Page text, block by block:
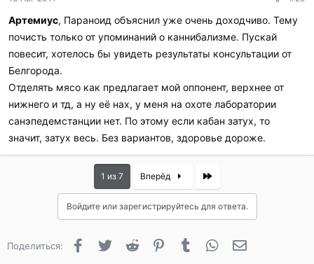
и
л
и
Артемиус, Параноид объяснил уже очень доходчиво. Тему
почисть только от упоминаний о каннибализме. Пускай
повесит, хотелось бы увидеть результаты консультации от
Белгорода.
Отделять мясо как предлагает мой оппонент, верхнее от
нижнего и тд, а ну её нах, у меня на охоте лаборатории
санэпедемстанции нет. По этому если кабан затух, то
значит, затух весь. Без вариантов, здоровье дороже.
1 из 7 Вперёд Last
Войдите или зарегистрируйтесь для ответа.
Поделиться: FacebookTwitter Reddit PinterestTumblr WhatsApp